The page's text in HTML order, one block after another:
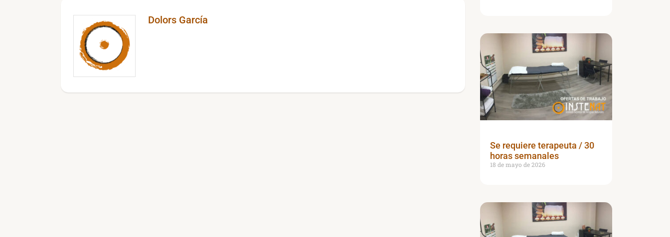
Dolors García
Se requiere terapeuta / 30
horas semanales
18 de mayo de 2026